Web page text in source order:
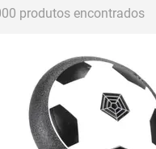
produtos encontrados